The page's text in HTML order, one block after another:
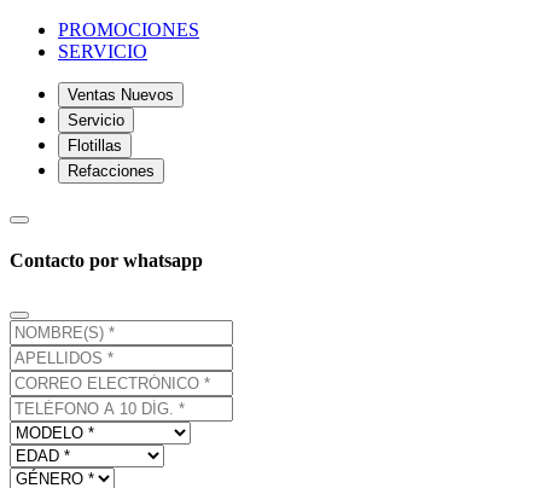
PROMOCIONES
SERVICIO
Ventas Nuevos
Servicio
Flotillas
Refacciones
Contacto por whatsapp